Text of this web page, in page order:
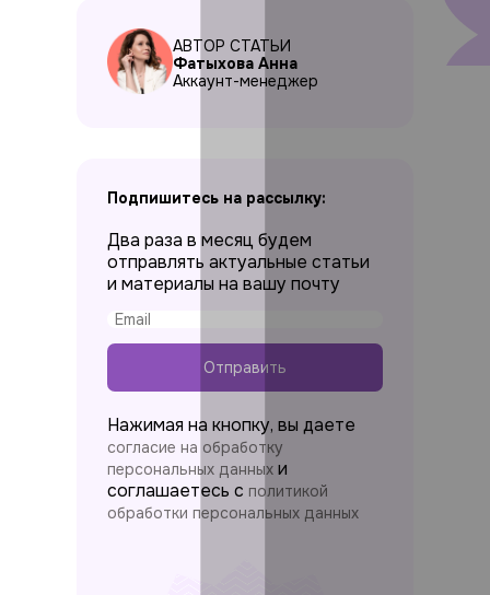
АВТОР СТАТЬИ
Фатыхова Анна
Аккаунт-менеджер
Подпишитесь на рассылку:
Два раза в месяц будем
отправлять актуальные статьи
и материалы на вашу почту
Отправить
Нажимая на кнопку, вы даете
согласие на обработку
персональных данных и
соглашаетесь c политикой
обработки персональных данных